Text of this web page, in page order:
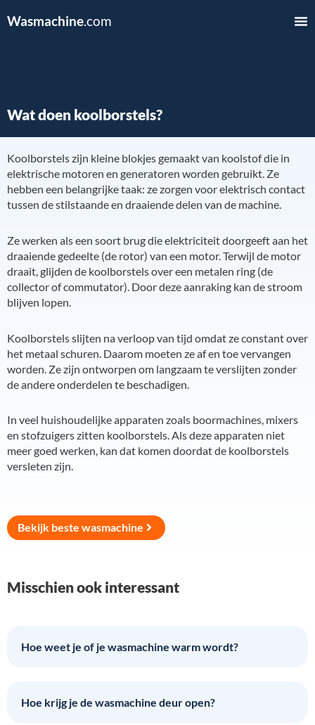
Wasmachine.com
Wat doen koolborstels?
Koolborstels zijn kleine blokjes gemaakt van koolstof die in
elektrische motoren en generatoren worden gebruikt. Ze
hebben een belangrijke taak: ze zorgen voor elektrisch contact
tussen de stilstaande en draaiende delen van de machine.
Ze werken als een soort brug die elektriciteit doorgeeft aan het
draaiende gedeelte (de rotor) van een motor. Terwijl de motor
draait, glijden de koolborstels over een metalen ring (de
collector of commutator). Door deze aanraking kan de stroom
blijven lopen.
Koolborstels slijten na verloop van tijd omdat ze constant over
het metaal schuren. Daarom moeten ze af en toe vervangen
worden. Ze zijn ontworpen om langzaam te verslijten zonder
de andere onderdelen te beschadigen.
In veel huishoudelijke apparaten zoals boormachines, mixers
en stofzuigers zitten koolborstels. Als deze apparaten niet
meer goed werken, kan dat komen doordat de koolborstels
versleten zijn.
Bekijk beste wasmachine
Misschien ook interessant
Hoe weet je of je wasmachine warm wordt?
Hoe krijg je de wasmachine deur open?